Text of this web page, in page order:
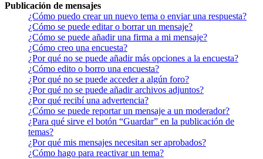
Publicación de mensajes
¿Cómo puedo crear un nuevo tema o enviar una respuesta?
¿Cómo se puede editar o borrar un mensaje?
¿Cómo se puede añadir una firma a mi mensaje?
¿Cómo creo una encuesta?
¿Por qué no se puede añadir más opciones a la encuesta?
¿Cómo edito o borro una encuesta?
¿Por qué no se puede acceder a algún foro?
¿Por qué no se puede añadir archivos adjuntos?
¿Por qué recibí una advertencia?
¿Cómo se puede reportar un mensaje a un moderador?
¿Para qué sirve el botón “Guardar” en la publicación de
temas?
¿Por qué mis mensajes necesitan ser aprobados?
¿Cómo hago para reactivar un tema?